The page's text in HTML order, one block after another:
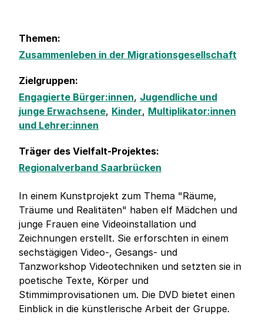
Themen:
Zusammenleben in der Migrationsgesellschaft
Zielgruppen:
Engagierte Bürger:innen, Jugendliche und
junge Erwachsene, Kinder, Multiplikator:innen
und Lehrer:innen
Träger des Vielfalt-Projektes:
Regionalverband Saarbrücken
In einem Kunstprojekt zum Thema "Räume,
Träume und Realitäten" haben elf Mädchen und
junge Frauen eine Videoinstallation und
Zeichnungen erstellt. Sie erforschten in einem
sechstägigen Video-, Gesangs- und
Tanzworkshop Videotechniken und setzten sie in
poetische Texte, Körper und
Stimmimprovisationen um. Die DVD bietet einen
Einblick in die künstlerische Arbeit der Gruppe.